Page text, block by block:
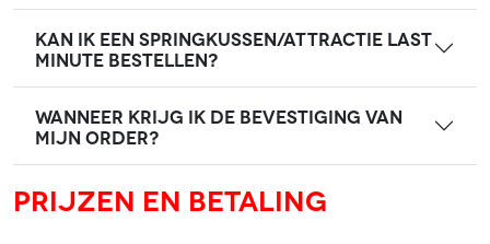
Kan ik een springkussen/attractie last
minute bestellen?
Wanneer krijg ik de bevestiging van
mijn order?
Prijzen en betaling